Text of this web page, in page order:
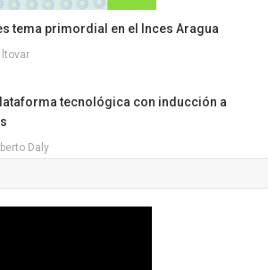
tema primordial en el Inces Aragua
ltovar
tecnológica con inducción a
Daly